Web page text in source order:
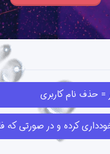
= حذف نام کاربری